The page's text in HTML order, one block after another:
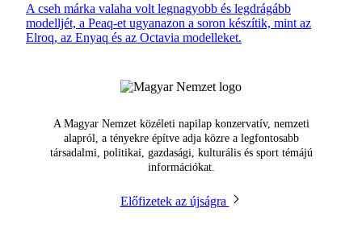
A cseh márka valaha volt legnagyobb és legdrágább
modelljét, a Peaq-et ugyanazon a soron készítik, mint az
Elroq, az Enyaq és az Octavia modelleket.
A Magyar Nemzet közéleti napilap konzervatív, nemzeti
alapról, a tényekre építve adja közre a legfontosabb
társadalmi, politikai, gazdasági, kulturális és sport témájú
információkat.
Előfizetek az újságra